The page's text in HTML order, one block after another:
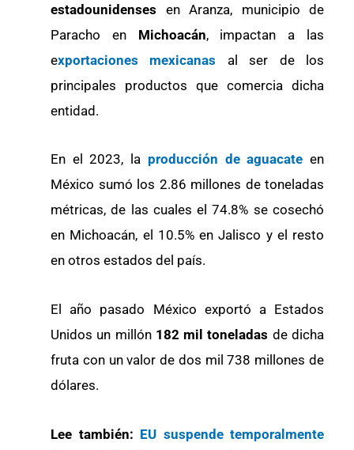
estadounidenses en Aranza, municipio de
Paracho en Michoacán, impactan a las
exportaciones mexicanas al ser de los
principales productos que comercia dicha
entidad.
En el 2023, la producción de aguacate en
México sumó los 2.86 millones de toneladas
métricas, de las cuales el 74.8% se cosechó
en Michoacán, el 10.5% en Jalisco y el resto
en otros estados del país.
El año pasado México exportó a Estados
Unidos un millón 182 mil toneladas de dicha
fruta con un valor de dos mil 738 millones de
dólares.
Lee también: EU suspende temporalmente